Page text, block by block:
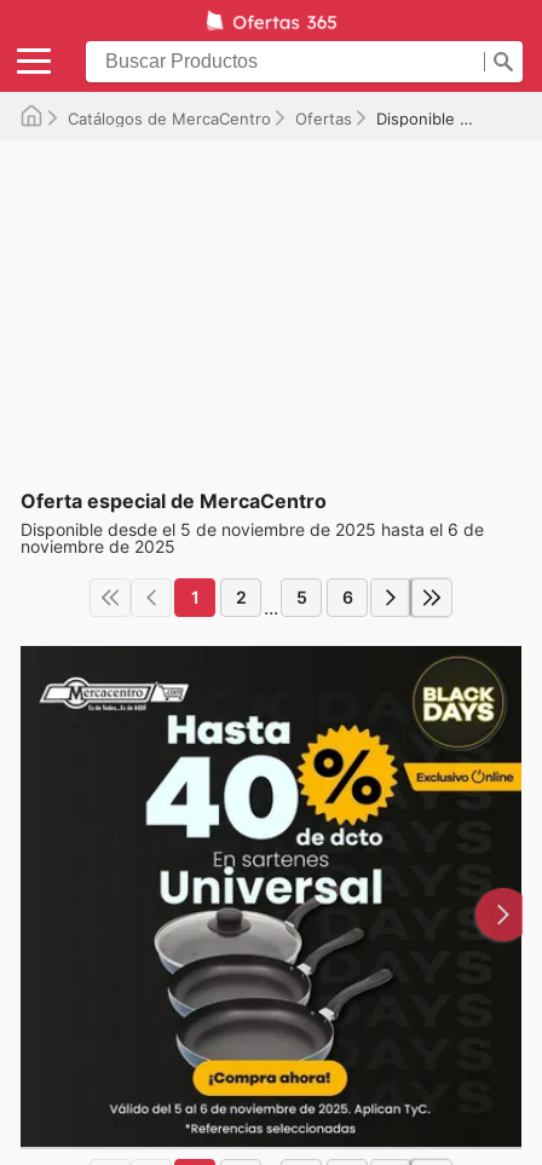
Catálogos de MercaCentro Ofertas Disponible hasta el 06/11/2025
Oferta especial de MercaCentro
Disponible desde el 5 de noviembre de 2025 hasta el 6 de
noviembre de 2025
1 2 ... 5 6